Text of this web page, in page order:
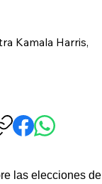
Kamala Harris,
las elecciones de